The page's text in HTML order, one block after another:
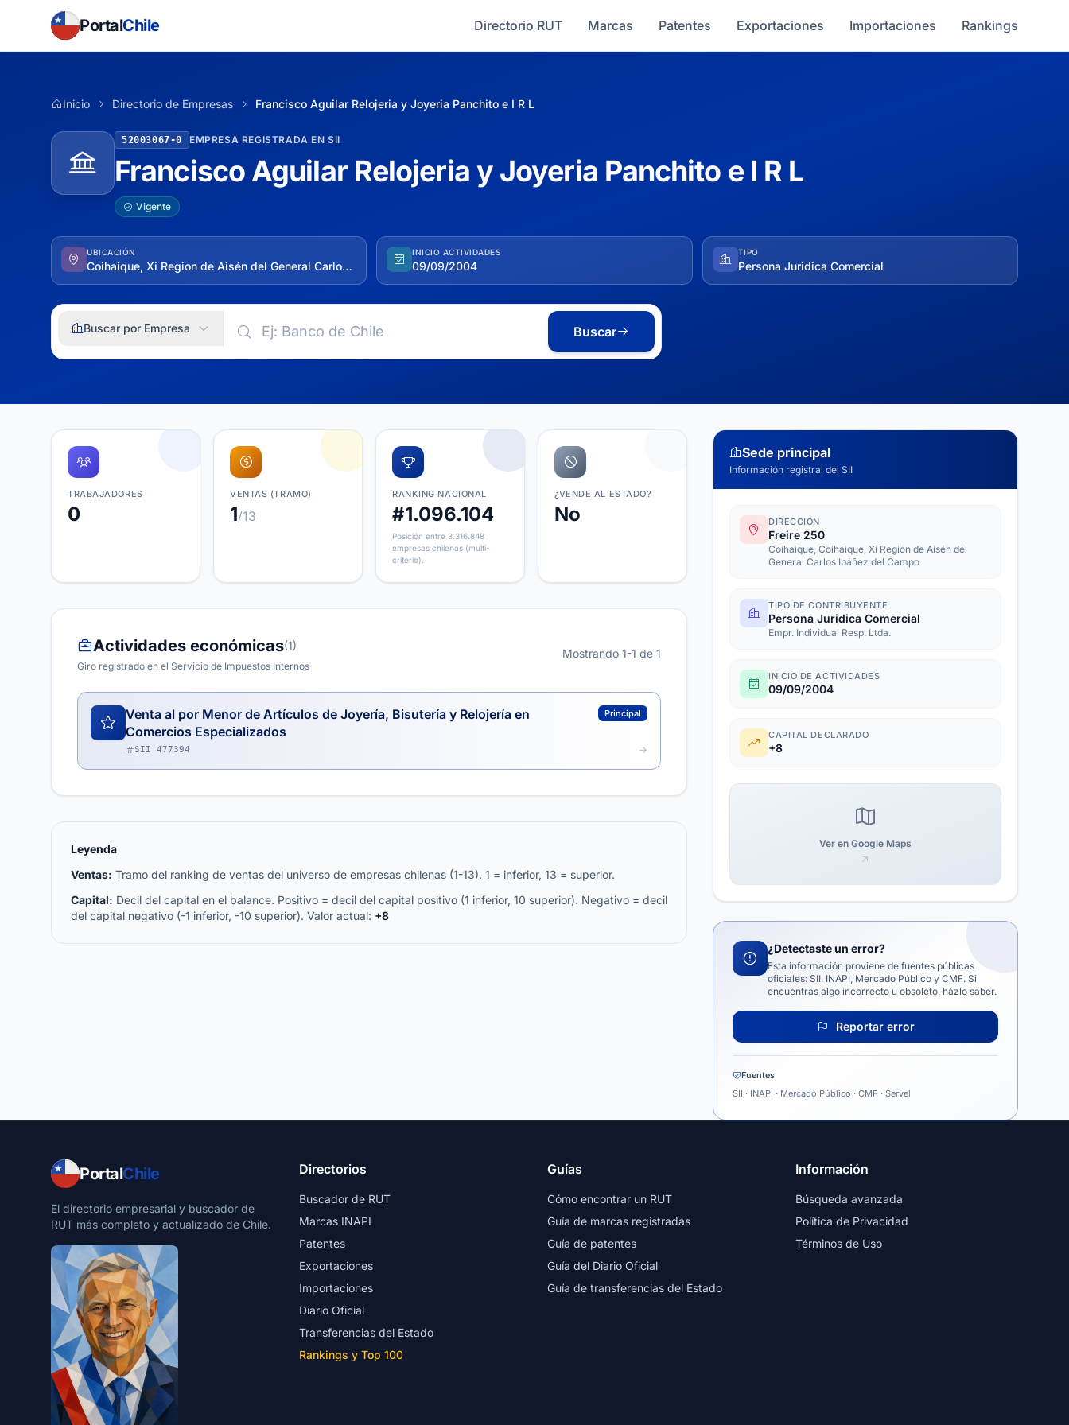
PortalChile Directorio RUT Marcas Patentes Exportaciones Importaciones Rankings
Inicio Directorio de Empresas Francisco Aguilar Relojeria y Joyeria Panchito e I R L
52003067-0 EMPRESA REGISTRADA EN SII
Francisco Aguilar Relojeria y Joyeria Panchito e I R L
Vigente
UBICACIÓN
Coihaique, Xi Region de Aisén del General Carlos Ibáñez del Campo
INICIO ACTIVIDADES
09/09/2004
TIPO
Persona Juridica Comercial
Buscar por Empresa Buscar
TRABAJADORES
0
VENTAS (TRAMO)
1/13
RANKING NACIONAL
#1.096.104
Posición entre 3.316.848
empresas chilenas (multi-
criterio).
¿VENDE AL ESTADO?
No
Actividades económicas(1)
Giro registrado en el Servicio de Impuestos Internos
Mostrando 1-1 de 1
Venta al por Menor de Artículos de Joyería, Bisutería y Relojería en
Comercios Especializados
Principal
SII 477394
Leyenda
Ventas: Tramo del ranking de ventas del universo de empresas chilenas (1-13). 1 = inferior, 13 = superior.
Capital: Decil del capital en el balance. Positivo = decil del capital positivo (1 inferior, 10 superior). Negativo = decil
del capital negativo (-1 inferior, -10 superior). Valor actual: +8
Sede principal
Información registral del SII
DIRECCIÓN
Freire 250
Coihaique, Coihaique, Xi Region de Aisén del
General Carlos Ibáñez del Campo
TIPO DE CONTRIBUYENTE
Persona Juridica Comercial
Empr. Individual Resp. Ltda.
INICIO DE ACTIVIDADES
09/09/2004
CAPITAL DECLARADO
+8
Ver en Google Maps
¿Detectaste un error?
Esta información proviene de fuentes públicas
oficiales: SII, INAPI, Mercado Público y CMF. Si
encuentras algo incorrecto u obsoleto, házlo saber.
Reportar error
Fuentes
SII · INAPI · Mercado Público · CMF · Servel
PortalChile
El directorio empresarial y buscador de
RUT más completo y actualizado de Chile.
Directorios
Buscador de RUT
Marcas INAPI
Patentes
Exportaciones
Importaciones
Diario Oficial
Transferencias del Estado
Rankings y Top 100
Guías
Cómo encontrar un RUT
Guía de marcas registradas
Guía de patentes
Guía del Diario Oficial
Guía de transferencias del Estado
Información
Búsqueda avanzada
Política de Privacidad
Términos de Uso